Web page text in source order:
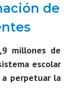
de
millones de
escolar
perpetuar la